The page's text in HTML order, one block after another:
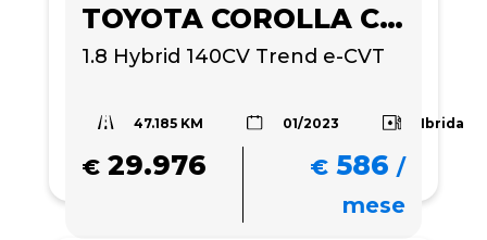
TOYOTA COROLLA CROSS
1.8 Hybrid 140CV Trend e-CVT
47.185 KM 01/2023 Ibrida
€ 29.976 € 586 /
mese